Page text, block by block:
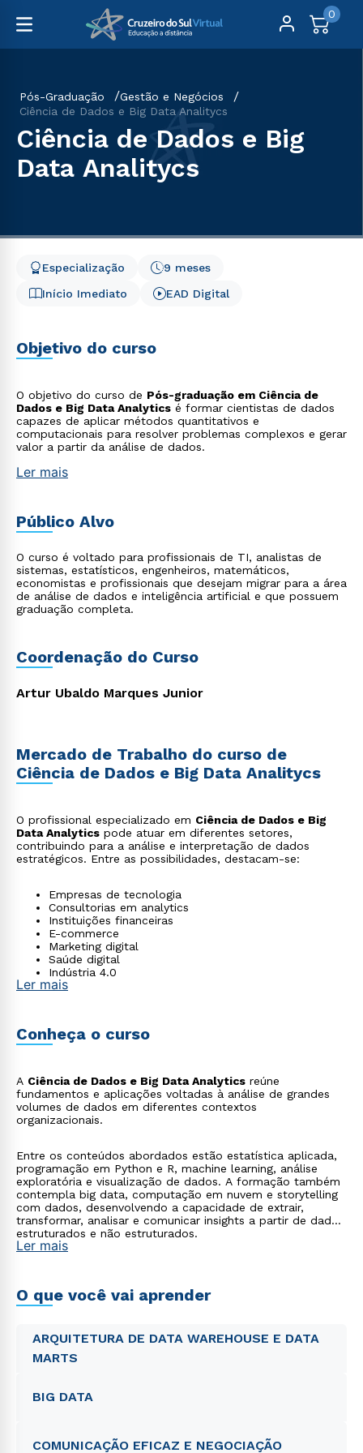
0
Pós-Graduação
Gestão e Negócios
Ciência de Dados e Big Data Analitycs
Ciência de Dados e Big
Data Analitycs
Início Imediato
9 meses
Especialização
EAD Digital
Objetivo do curso
O objetivo do curso de Pós-graduação em Ciência de
Dados e Big Data Analytics é formar cientistas de dados
capazes de aplicar métodos quantitativos e
computacionais para resolver problemas complexos e gerar
valor a partir da análise de dados.
Ler mais
Público Alvo
O curso é voltado para profissionais de TI, analistas de
sistemas, estatísticos, engenheiros, matemáticos,
economistas e profissionais que desejam migrar para a área
de análise de dados e inteligência artificial e que possuem
graduação completa.
Coordenação do Curso
Artur Ubaldo Marques Junior
Mercado de Trabalho do curso de
Ciência de Dados e Big Data Analitycs
O profissional especializado em Ciência de Dados e Big
Data Analytics pode atuar em diferentes setores,
contribuindo para a análise e interpretação de dados
estratégicos. Entre as possibilidades, destacam-se:
Empresas de tecnologia
Consultorias em analytics
Instituições financeiras
E-commerce
Marketing digital
Saúde digital
Indústria 4.0
Startups
Ler mais
Conheça o curso
A Ciência de Dados e Big Data Analytics reúne
fundamentos e aplicações voltadas à análise de grandes
volumes de dados em diferentes contextos
organizacionais.
Entre os conteúdos abordados estão estatística aplicada,
programação em Python e R, machine learning, análise
exploratória e visualização de dados. A formação também
contempla big data, computação em nuvem e storytelling
com dados, desenvolvendo a capacidade de extrair,
transformar, analisar e comunicar insights a partir de dados
estruturados e não estruturados.
Ler mais
O que você vai aprender
ARQUITETURA DE DATA WAREHOUSE E DATA
MARTS
BIG DATA
COMUNICAÇÃO EFICAZ E NEGOCIAÇÃO